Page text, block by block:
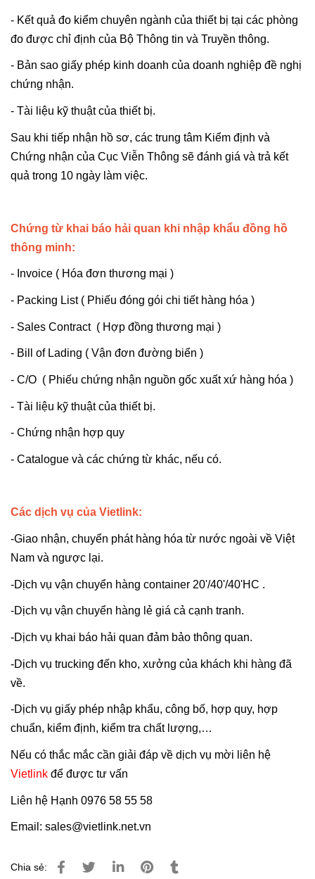
- Kết quả đo kiểm chuyên ngành của thiết bị tại các phòng
đo được chỉ định của Bộ Thông tin và Truyền thông.
- Bản sao giấy phép kinh doanh của doanh nghiệp đề nghị
chứng nhận.
- Tài liệu kỹ thuật của thiết bị.
Sau khi tiếp nhận hồ sơ, các trung tâm Kiểm định và
Chứng nhận của Cục Viễn Thông sẽ đánh giá và trả kết
quả trong 10 ngày làm việc.
Chứng từ khai báo hải quan khi nhập khẩu đồng hồ
thông minh:
- Invoice ( Hóa đơn thương mại )
- Packing List ( Phiếu đóng gói chi tiết hàng hóa )
- Sales Contract ( Hợp đồng thương mại )
- Bill of Lading ( Vận đơn đường biển )
- C/O ( Phiếu chứng nhận nguồn gốc xuất xứ hàng hóa )
- Tài liệu kỹ thuật của thiết bị.
- Chứng nhận hợp quy
- Catalogue và các chứng từ khác, nếu có.
Các dịch vụ của Vietlink:
-Giao nhận, chuyển phát hàng hóa từ nước ngoài về Việt
Nam và ngược lại.
-Dịch vụ vận chuyển hàng container 20'/40'/40'HC .
-Dịch vụ vận chuyển hàng lẻ giá cả cạnh tranh.
-Dịch vụ khai báo hải quan đảm bảo thông quan.
-Dịch vụ trucking đến kho, xưởng của khách khi hàng đã
về.
-Dịch vụ giấy phép nhập khẩu, công bố, hợp quy, hợp
chuẩn, kiểm định, kiểm tra chất lượng,…
Nếu có thắc mắc cần giải đáp về dịch vụ mời liên hệ
Vietlink để được tư vấn
Liên hệ Hạnh 0976 58 55 58
Email: sales@vietlink.net.vn
Chia sẻ: